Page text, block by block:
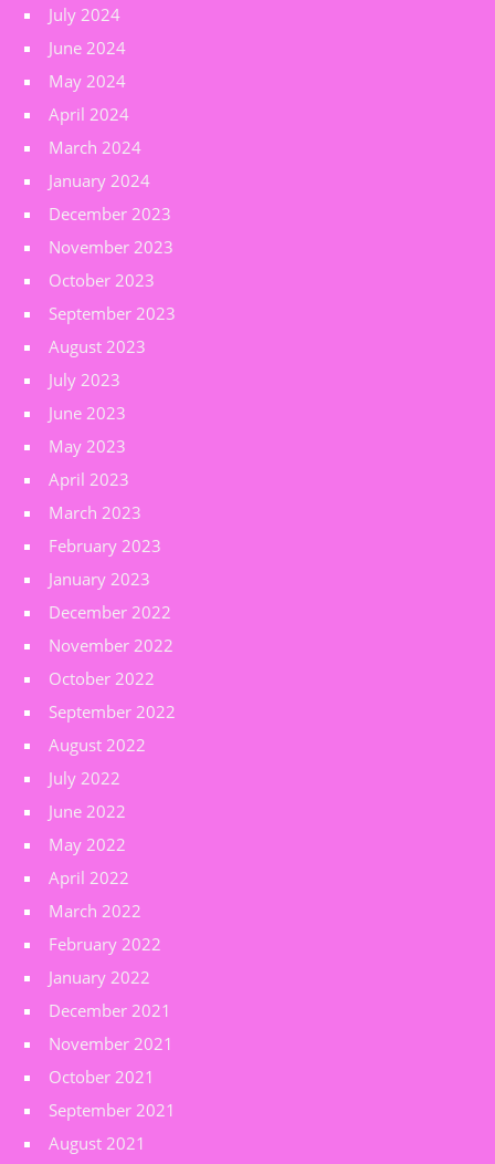
July 2024
June 2024
May 2024
April 2024
March 2024
January 2024
December 2023
November 2023
October 2023
September 2023
August 2023
July 2023
June 2023
May 2023
April 2023
March 2023
February 2023
January 2023
December 2022
November 2022
October 2022
September 2022
August 2022
July 2022
June 2022
May 2022
April 2022
March 2022
February 2022
January 2022
December 2021
November 2021
October 2021
September 2021
August 2021